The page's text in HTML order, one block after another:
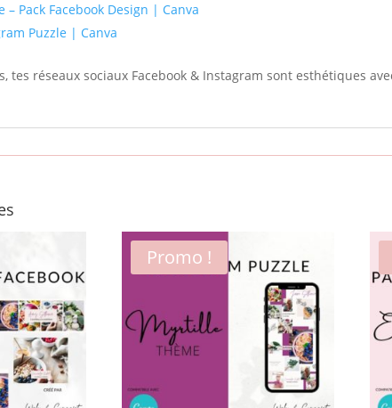
– Pack Facebook Design | Canva
Puzzle | Canva
tes réseaux sociaux Facebook & Instagram sont esthétiques
Promo !